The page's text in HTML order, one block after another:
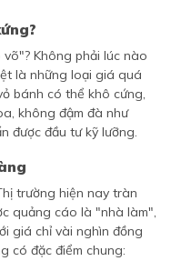
Không phải lúc nào
là những loại giá quá
bánh có thể khô cứng,
không đậm đà như
được đầu tư kỹ lưỡng.
trường hiện nay tràn
quảng cáo là "nhà làm",
giá chỉ vài nghìn đồng
có đặc điểm chung: